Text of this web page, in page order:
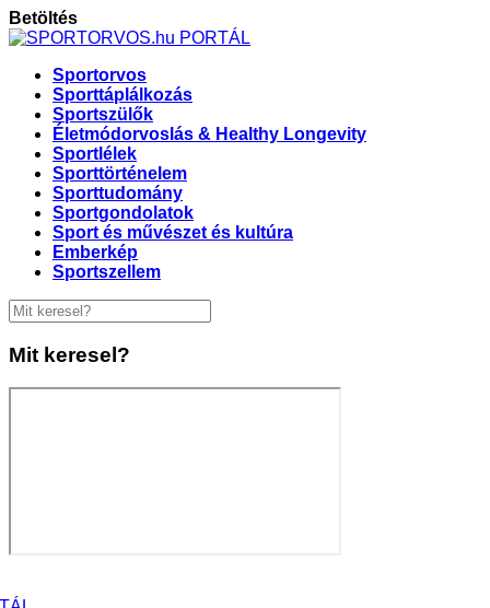
Betöltés
Sportorvos
Sporttáplálkozás
Sportszülők
Életmódorvoslás & Healthy Longevity
Sportlélek
Sporttörténelem
Sporttudomány
Sportgondolatok
Sport és művészet és kultúra
Emberkép
Sportszellem
Mit keresel?